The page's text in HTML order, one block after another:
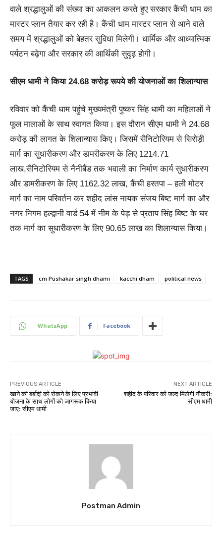
वाले श्रद्धालुओं की संख्या का आकलन करते हुए सरकार कैंची धाम का
मास्टर प्लान तैयार कर रही है। कैंची धाम मास्टर प्लान से आने वाले
समय में श्रद्धालुओं को बेहतर सुविधा मिलेगी। धार्मिक और आध्यात्मिक
पर्यटन बढ़ेगा और सरकार की आर्थिकी सुदृढ़ होगी।
सीएम धामी ने किया 24.68 करोड़ रूपये की योजनाओं का शिलान्यास
रविवार को कैंची धाम पहुंचे मुख्यमंत्री पुष्कर सिंह धामी का महिलाओं ने
फूल मालाओं के साथ स्वागत किया। इस दौरान सीएम धामी ने 24.68
करोड़ की लागत के शिलान्यास किए। जिसमें सैनिटोरियम से सिरोड़ी
मार्ग का सुधारीकरण और डामरीकरण के लिए 1214.71
लाख,सैनिटोरियम से नैनीबैंड तक भवाली का निर्माण कार्य सुधारीकरण
और डामरीकरण के लिए 1162.32 लाख, कैंची हरतपा – हली मोटर
मार्ग का नाम परिवर्तन कर शहीद लांस नायक संजय बिष्ट मार्ग का और
नगर निगम हल्द्वानी वार्ड 54 में नीम के पेड़ से प्रताप सिंह बिष्ट के घर
तक मार्ग का सुधारीकरण के लिए 90.65 लाख का शिलान्यास किया।
TAGS cm Pushakar singh dhami kacchi dham political news
WhatsApp Facebook
PREVIOUS ARTICLE
खाने की बर्बादी को रोकने के लिए प्रभावी
योजना के साथ लोगों को जागरूक किया
जाए: सीएम धामी
NEXT ARTICLE
शहीद के परिवार को जल्द मिलेगी नौकरी:
सीएम धामी
Postman Admin